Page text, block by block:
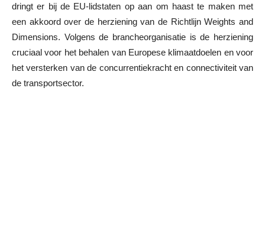
dringt er bij de EU-lidstaten op aan om haast te maken met
een akkoord over de herziening van de Richtlijn Weights and
Dimensions. Volgens de brancheorganisatie is de herziening
cruciaal voor het behalen van Europese klimaatdoelen en voor
het versterken van de concurrentiekracht en connectiviteit van
de transportsector.